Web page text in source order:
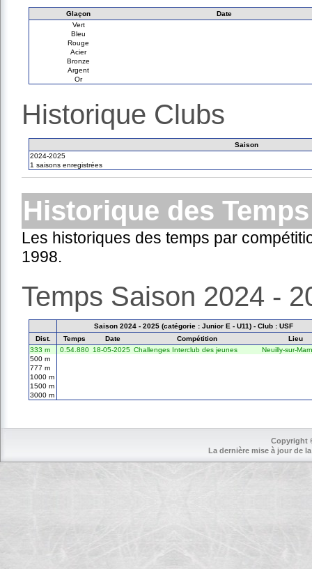
Glaçon
Date
Vert
Bleu
Rouge
Acier
Bronze
Argent
Or
Historique Clubs
Saison
2024-2025
1 saisons enregistrées
Historique des Temps
Les historiques des temps par
1998.
Temps Saison 2024 -
Saison 2024 - 2025 (catégorie : Junior E - U11) - Club : USF
Dist.
Temps Date Compétition
Lieu
333 m
0.54.880 18-05-2025 Challenges Interclub des jeunes
Neuilly-sur-
500 m
777 m
1000 m
1500 m
3000 m
Copyright
La dernière mise à jour de